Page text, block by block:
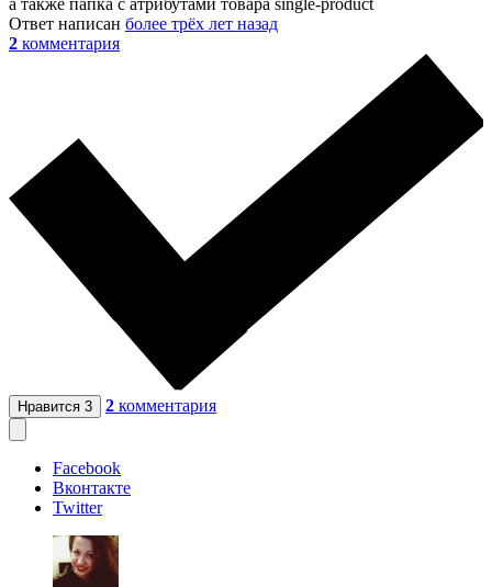
а также папка с атрибутами товара single-product
Ответ написан более трёх лет назад
2 комментария
Нравится 3 2 комментария
Facebook
Вконтакте
Twitter